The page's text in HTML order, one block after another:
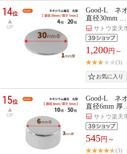
14位
UP
Good-L ネ
直径30mm …
サトウ楽天
1,200円～
(3)
15位
UP
Good-L ネ
直径6mm 厚…
サトウ楽天
545円～
(3)